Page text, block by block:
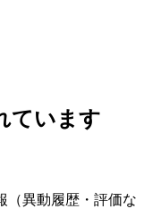
ています
（異動履歴・評価な